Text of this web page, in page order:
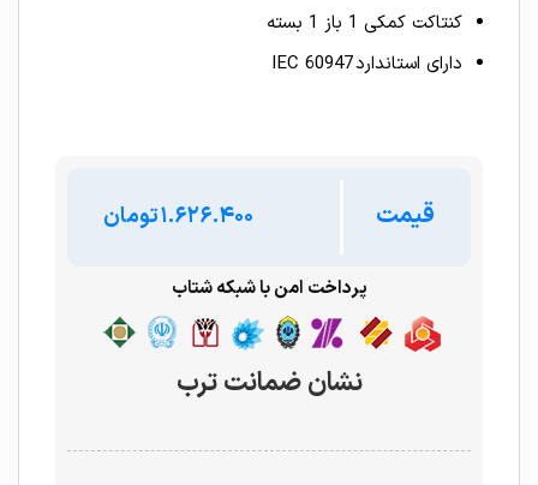
کنتاکت کمکی 1 باز 1 بسته
دارای استاندارد IEC 60947
قیمت تومان
پرداخت امن با شبکه شتاب
نشان ضمانت ترب